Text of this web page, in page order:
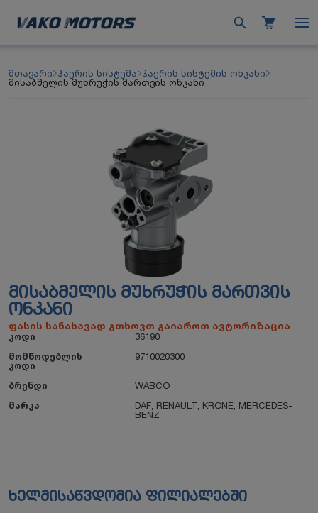
მთავარი ჰაერის სისტემა ჰაერის სისტემის ონკანი
მისაბმელის მუხრუჭის მართვის ონკანი
ᲛᲘᲡᲐᲑᲛᲔᲚᲘᲡ ᲛᲣᲮᲠᲣᲭᲘᲡ ᲛᲐᲠᲗᲕᲘᲡ
ᲝᲜᲙᲐᲜᲘ
ფასის სანახავად გთხოვთ გაიაროთ ავტორიზაცია
კოდი
36190
მომწოდებლის
კოდი
9710020300
ბრენდი
WABCO
მარკა
DAF RENAULT KRONE MERCEDES-
BENZ
ხელმისაწვდომია ფილიალებში